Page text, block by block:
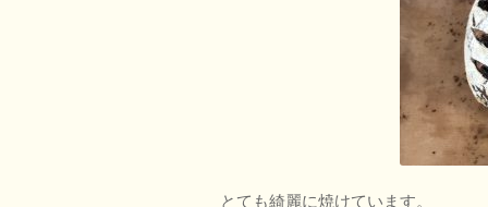
とても綺麗に焼けています。